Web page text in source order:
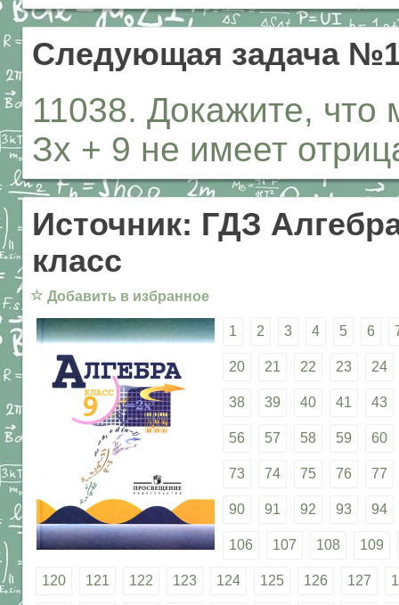
Следующая задача
11038. Докажите,
Зх + 9 не имеет
Источник: ГДЗ
класс
☆ Добавить в избранное
1 2 3 4 5 6
20 21 22 23 24
38 39 40 41 43
56 57 58 59 60
73 74 75 76 77
90 91 92 93 94
106 107 108 109
120 121 122 123 124 125 126 127